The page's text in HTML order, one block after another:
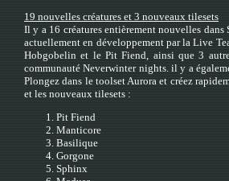
19 nouvelles créatures et 3 nouveaux tilesets
Il y a 16 créatures entièrement nouvelles
actuellement en développement par la Live
Hobgobelin et le Pit Fiend, ainsi que 3
communauté Neverwinter nights. il y a
Plongez dans le toolset Aurora et créez
et les nouveaux tilesets :
Pit Fiend
Manticore
Basilique
Gorgone
Sphinx